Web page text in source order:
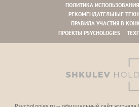
ПОЛИТИКА ИСПОЛЬЗОВАНИЯ
РЕКОМЕНДАТЕЛЬНЫЕ
ПРАВИЛА УЧАСТИЯ В
ПРОЕКТЫ PSYCHOLOGIES